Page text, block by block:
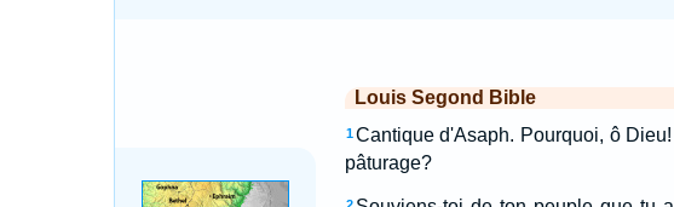
Louis Segond Bible
1 Cantique d'Asaph. Pourquoi, ô
pâturage?